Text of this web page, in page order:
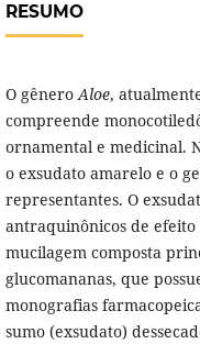
RESUMO
O gêneroAloe,
compreende
ornamental e medicinal.
o exsudato amarelo e o
representantes. O
antraquinônicos de
mucilagem composta
glucomananas, que
monografias
sumo (exsudato)